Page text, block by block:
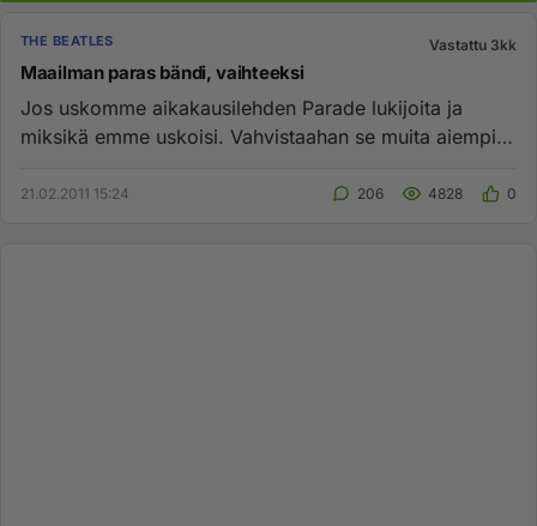
THE BEATLES Vastattu 3kk
Maailman paras bändi, vaihteeksi
Jos uskomme aikakausilehden Parade lukijoita ja
miksikä emme uskoisi. Vahvistaahan se muita aiempia
21.02.2011 15:24 206 4828 0